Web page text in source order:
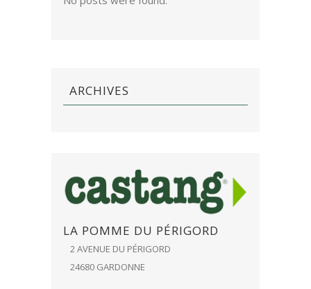
ARCHIVES
LA POMME DU PÉRIGORD
2 AVENUE DU PÉRIGORD
24680 GARDONNE